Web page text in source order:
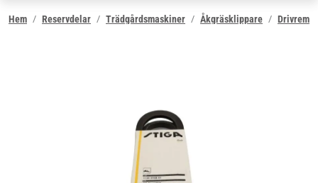
Hem Reservdelar Trädgårdsmaskiner Åkgräsklippare Drivrem